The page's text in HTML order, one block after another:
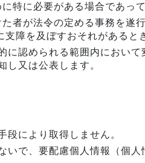
特に必要がある場合であっ
者が法令の定める事務を遂
障を及ぼすおそれがあると
認められる範囲内におい
又は公表します。
により取得しません。
で、要配慮個人情報（個